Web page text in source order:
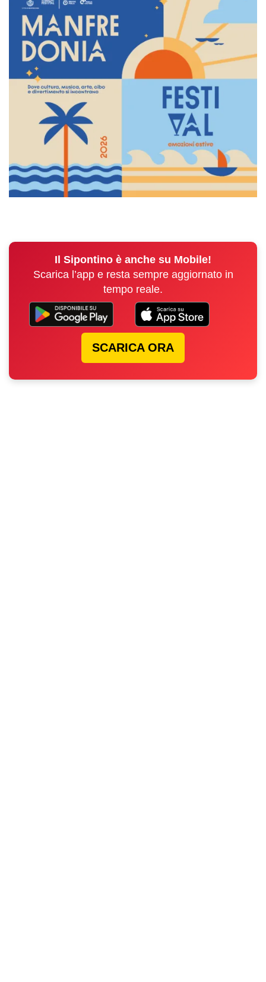
Il Sipontino è anche su Mobile!
Scarica l’app e resta sempre aggiornato in
tempo reale.
SCARICA ORA